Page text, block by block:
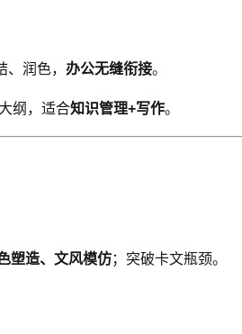
润色， 办公无缝衔接。
纲，适合知识管理+写作。
塑造、文风模仿；突破卡文瓶颈。